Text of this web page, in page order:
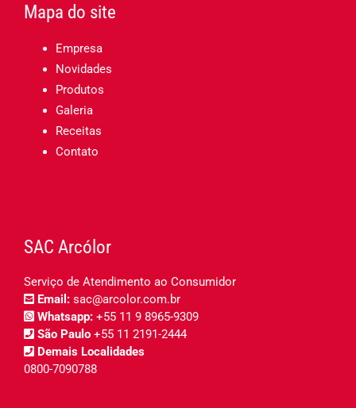
Mapa do site
Empresa
Novidades
Produtos
Galeria
Receitas
Contato
SAC Arcólor
Serviço de Atendimento ao Consumidor
Email: sac@arcolor.com.br
Whatsapp: +55 11 9 8965-9309
São Paulo +55 11 2191-2444
Demais Localidades
0800-7090788